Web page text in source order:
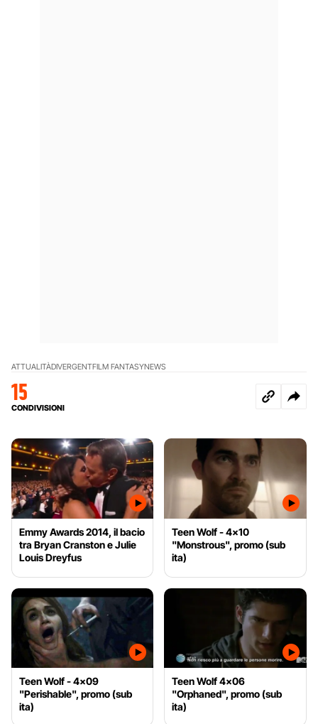
ATTUALITÀDIVERGENTFILM FANTASYNEWS
15
CONDIVISIONI
Emmy Awards 2014, il bacio
tra Bryan Cranston e Julie
Louis Dreyfus
Teen Wolf - 4x10
"Monstrous", promo (sub
ita)
Teen Wolf - 4x09
"Perishable", promo (sub
ita)
Teen Wolf 4x06
"Orphaned", promo (sub
ita)